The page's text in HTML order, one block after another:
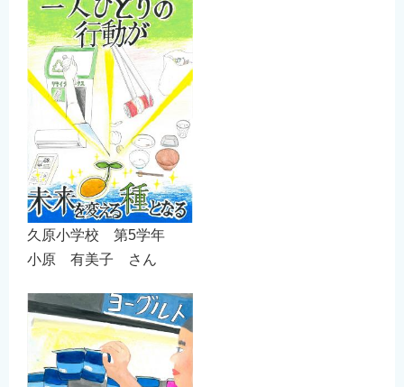
久原小学校 第5学年
小原 有美子 さん